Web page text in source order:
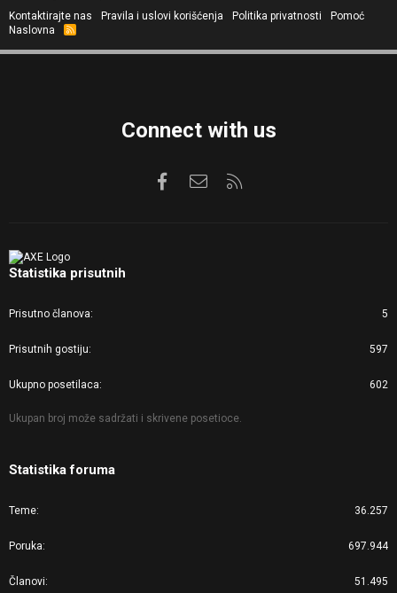
Kontaktirajte nas
Pravila i uslovi korišćenja Politika privatnosti
Pomoć
Naslovna
R
S
Connect with us
FacebookKontaktirajte nas
Statistika prisutnih
Prisutno članova 5
Prisutnih gostiju 597
Ukupno posetilaca 602
Ukupan broj može sadržati i skrivene posetioce.
Statistika foruma
Teme 36.257
Poruka 697.944
Članovi 51.495